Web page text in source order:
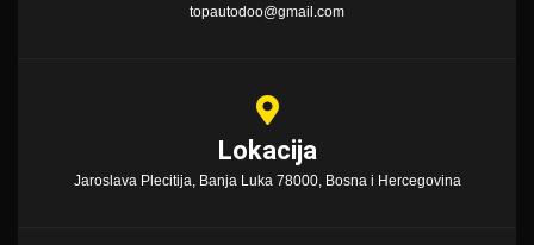
topautodoo@gmail.com
Lokacija
Jaroslava Plecitija, Banja Luka 78000, Bosna i Hercegovina